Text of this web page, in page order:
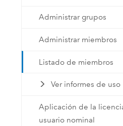
Administrar grupos
Administrar miembros
Listado de miembros
Ver informes de uso
Aplicación de la
usuario nominal